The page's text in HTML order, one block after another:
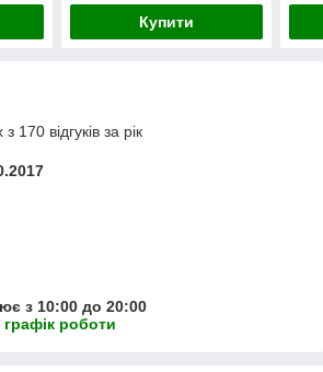
Купити
170 відгуків за рік
з 10:00 до 20:00
роботи